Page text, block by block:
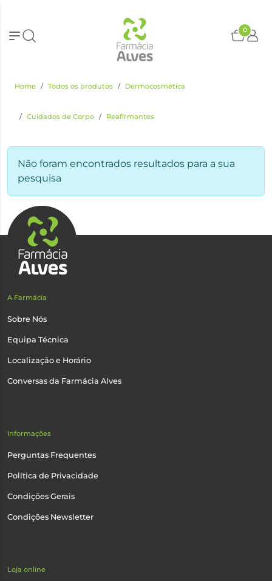
0
Home Todos os produtos Dermocosmética
Cuidados de Corpo Reafirmantes
Não foram encontrados resultados para a sua
pesquisa
A Farmácia
Sobre Nós
Equipa Técnica
Localização e Horário
Conversas da Farmácia Alves
Informações
Perguntas Frequentes
Política de Privacidade
Condições Gerais
Condições Newsletter
Loja online